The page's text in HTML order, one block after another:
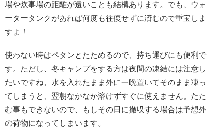
場や炊事場の距離が遠いことも結構あります。でも、ウォ
ータータンクがあれば何度も往復せずに済むので重宝しま
すよ！
使わない時はペタンとたためるので、持ち運びにも便利で
す。ただし、冬キャンプをする方は夜間の凍結には注意し
たいですね。水を入れたまま外に一晩置いてそのまま凍っ
てしまうと、翌朝なかなか溶けずすぐに使えません。たた
む事もできないので、もしその日に撤収する場合は予想外
の荷物になってしまいます。